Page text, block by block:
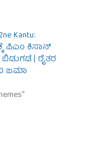
Kantu:
ಪಿಎಂ ಕಿಸಾನ್
ಬಿಡುಗಡೆ | ರೈತರ
ಜಮಾ